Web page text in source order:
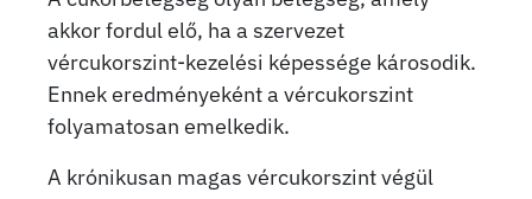
akkor fordul elő, ha a szervezet
vércukorszint-kezelési képessége károsodik.
Ennek eredményeként a vércukorszint
folyamatosan emelkedik.
A krónikusan magas vércukorszint végül